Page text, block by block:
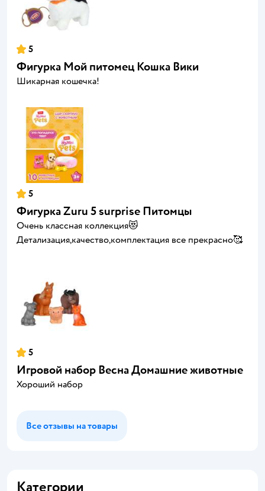
5
Фигурка Мой питомец Кошка Вики
Шикарная кошечка!
5
Фигурка Zuru 5 surprise Питомцы
Очень классная коллекция😻
Детализация,качество,комплектация все прекрасно🥰
5
Игровой набор Весна Домашние животные
Хороший набор
Все отзывы на товары
Категории